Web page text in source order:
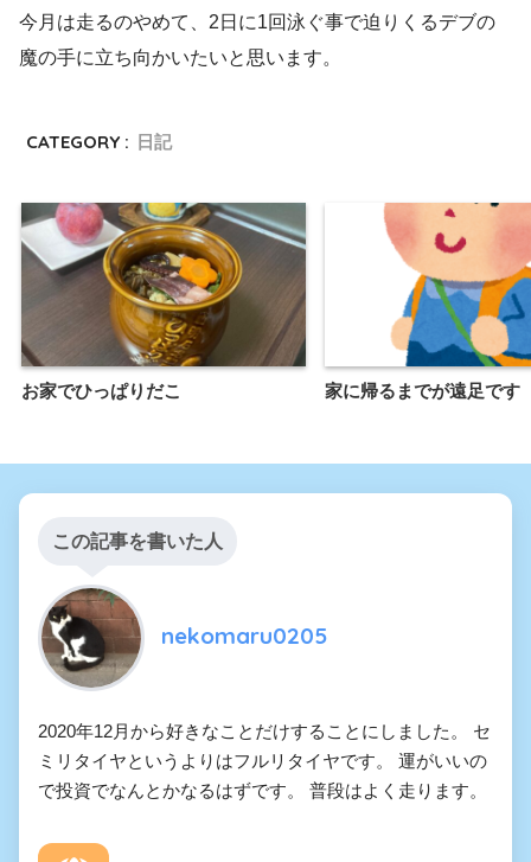
今月は走るのやめて、2日に1回泳ぐ事で迫りくるデブの
魔の手に立ち向かいたいと思います。
CATEGORY : 日記
お家でひっぱりだこ 家に帰るまでが遠足です
この記事を書いた人
nekomaru0205
2020年12月から好きなことだけすることにしました。 セ
ミリタイヤというよりはフルリタイヤです。 運がいいの
で投資でなんとかなるはずです。 普段はよく走ります。